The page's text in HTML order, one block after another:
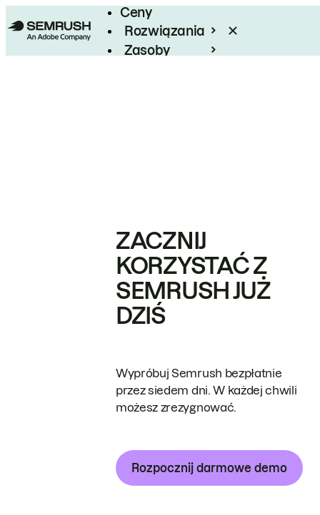
Ceny
Rozwiązania
Zasoby
ZACZNIJ
KORZYSTAĆ Z
SEMRUSH JUŻ
DZIŚ
Wypróbuj Semrush bezpłatnie
przez siedem dni. W każdej chwili
możesz zrezygnować.
Rozpocznij darmowe demo